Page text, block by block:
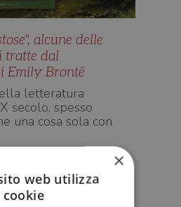
alcune delle
tratte dal
Emily Brontë
letteratura
secolo, spesso
una cosa sola con
×
web utilizza
cookie